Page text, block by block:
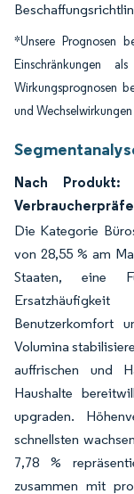
*Unsere Prognosen
Einschränkungen
Wirkungsprognosen
und
Nach Produkt:
Die Kategorie
von 28,55 % am
Staaten, eine
Benutzerkomfort
Volumina
auffrischen und
Haushalte
upgraden.
schnellsten
7,78 %
zusammen mit